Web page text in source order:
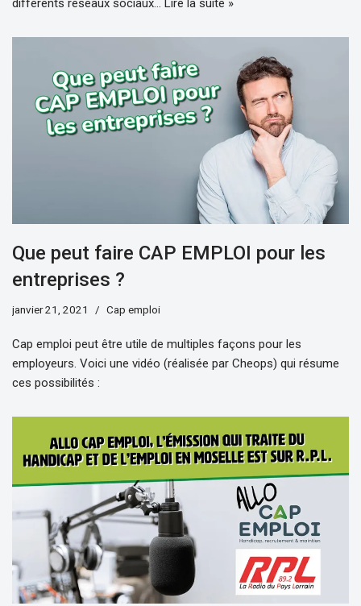
différents réseaux sociaux… Lire la suite »
Que peut faire CAP EMPLOI pour les
entreprises ?
janvier 21, 2021 Cap emploi
Cap emploi peut être utile de multiples façons pour les
employeurs. Voici une vidéo (réalisée par Cheops) qui résume
ces possibilités :